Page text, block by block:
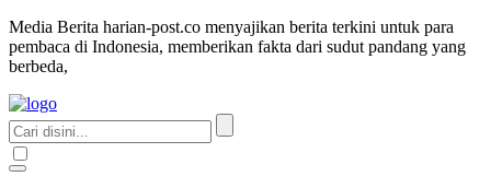
Media Berita harian-post.co menyajikan berita terkini untuk para
pembaca di Indonesia, memberikan fakta dari sudut pandang yang
berbeda,